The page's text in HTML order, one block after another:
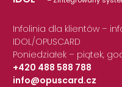
Infolinia dla klientów –
IDOL/OPUSCARD
Poniedziałek – piątek,
+420 488 588 788
|
info@opuscard.cz